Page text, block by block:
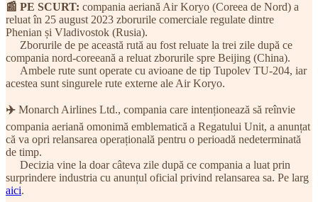
📰 PE SCURT: compania aeriană Air Koryo (Coreea de Nord) a
reluat în 25 august 2023 zborurile comerciale regulate dintre
Phenian și Vladivostok (Rusia).
Zborurile de pe această rută au fost reluate la trei zile după ce
compania nord-coreeană a reluat zborurile spre Beijing (China).
Ambele rute sunt operate cu avioane de tip Tupolev TU-204, iar
acestea sunt singurele rute externe ale Air Koryo.
✈️ Monarch Airlines Ltd., compania care intenționează să reînvie
compania aeriană omonimă emblematică a Regatului Unit, a anunțat
că va opri relansarea operațională pentru o perioadă nedeterminată
de timp.
Decizia vine la doar câteva zile după ce compania a luat prin
surprindere industria cu anunțul oficial privind relansarea sa. Pe larg
aici.